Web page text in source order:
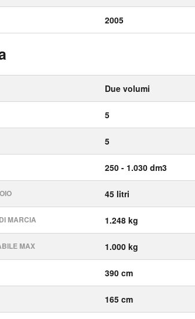
2005
Due volumi
5
5
250 - 1.030 dm3
45 litri
MARCIA 1.248 kg
MAX 1.000 kg
390 cm
165 cm